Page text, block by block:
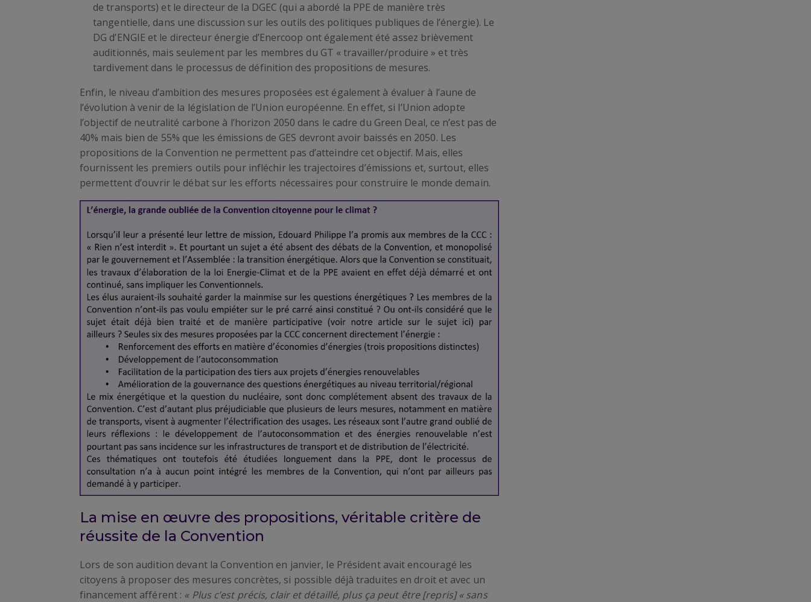
de transports) et le directeur de la DGEC (qui a abordé la PPE de manière très
tangentielle, dans une discussion sur les outils des politiques publiques de l’énergie). Le
DG d’ENGIE et le directeur énergie d’Enercoop ont également été assez brièvement
auditionnés, mais seulement par les membres du GT « travailler/produire » et très
tardivement dans le processus de définition des propositions de mesures.
Enfin, le niveau d’ambition des mesures proposées est également à évaluer à l’aune de
l’évolution à venir de la législation de l’Union européenne. En effet, si l’Union adopte
l’objectif de neutralité carbone à l’horizon 2050 dans le cadre du Green Deal, ce n’est pas de
40% mais bien de 55% que les émissions de GES devront avoir baissés en 2050. Les
propositions de la Convention ne permettent pas d’atteindre cet objectif. Mais, elles
fournissent les premiers outils pour infléchir les trajectoires d’émissions et, surtout, elles
permettent d’ouvrir le débat sur les efforts nécessaires pour construire le monde demain.
La mise en œuvre des propositions, véritable critère de
réussite de la Convention
Lors de son audition devant la Convention en janvier, le Président avait encouragé les
citoyens à proposer des mesures concrètes, si possible déjà traduites en droit et avec un
financement afférent : « Plus c’est précis, clair et détaillé, plus ça peut être [repris] « sans